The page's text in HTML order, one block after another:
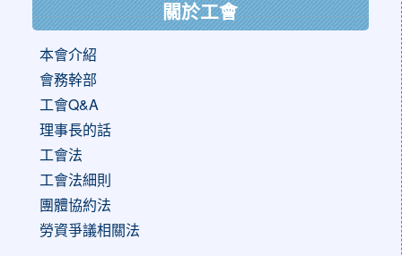
關於工會
本會介紹
會務幹部
工會Q&A
理事長的話
工會法
工會法細則
團體協約法
勞資爭議相關法